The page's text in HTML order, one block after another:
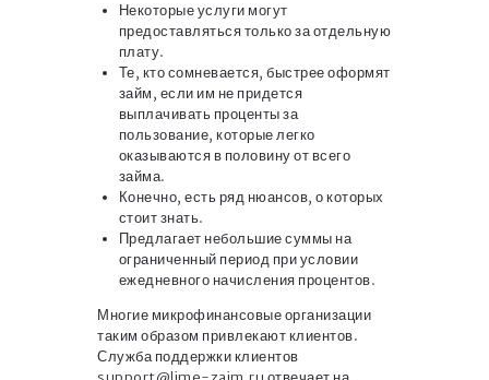
Некоторые услуги могут
предоставляться только за отдельную
плату.
Те, кто сомневается, быстрее оформят
займ, если им не придется
выплачивать проценты за
пользование, которые легко
оказываются в половину от всего
займа.
Конечно, есть ряд нюансов, о которых
стоит знать.
Предлагает небольшие суммы на
ограниченный период при условии
ежедневного начисления процентов.
Многие микрофинансовые организации
таким образом привлекают клиентов.
Служба поддержки клиентов